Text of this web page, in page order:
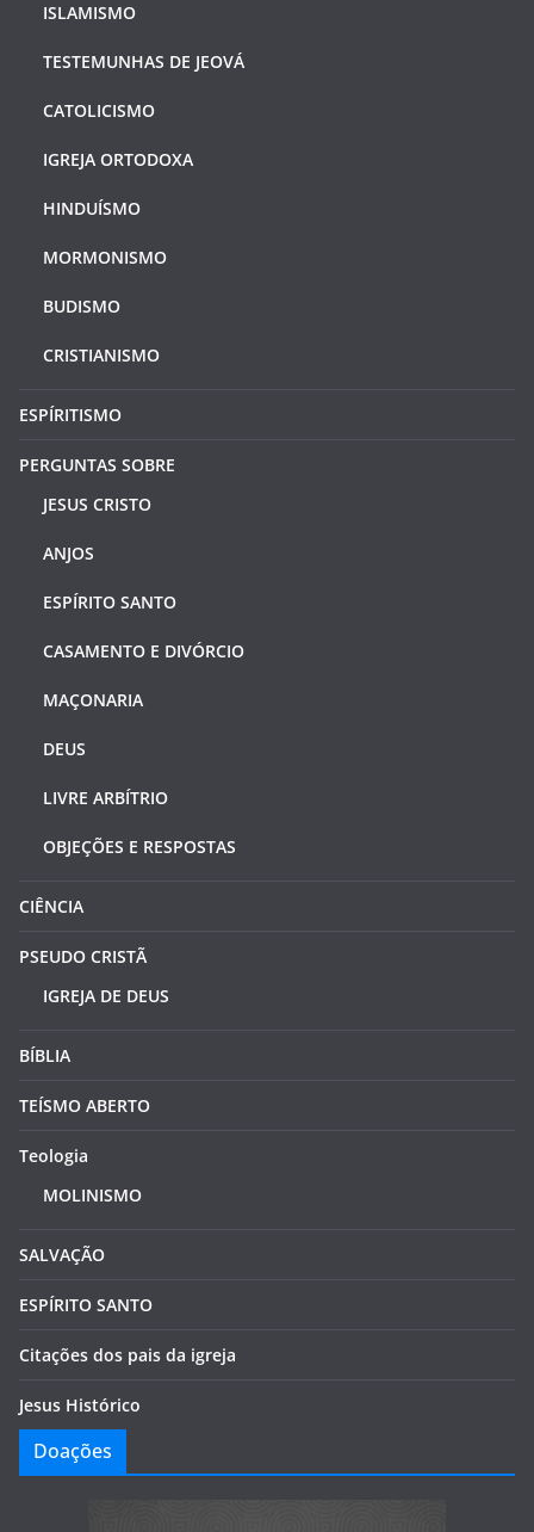
ISLAMISMO
TESTEMUNHAS DE JEOVÁ
CATOLICISMO
IGREJA ORTODOXA
HINDUÍSMO
MORMONISMO
BUDISMO
CRISTIANISMO
ESPÍRITISMO
PERGUNTAS SOBRE
JESUS CRISTO
ANJOS
ESPÍRITO SANTO
CASAMENTO E DIVÓRCIO
MAÇONARIA
DEUS
LIVRE ARBÍTRIO
OBJEÇÕES E RESPOSTAS
CIÊNCIA
PSEUDO CRISTÃ
IGREJA DE DEUS
BÍBLIA
TEÍSMO ABERTO
Teologia
MOLINISMO
SALVAÇÃO
ESPÍRITO SANTO
Citações dos pais da igreja
Jesus Histórico
Doações